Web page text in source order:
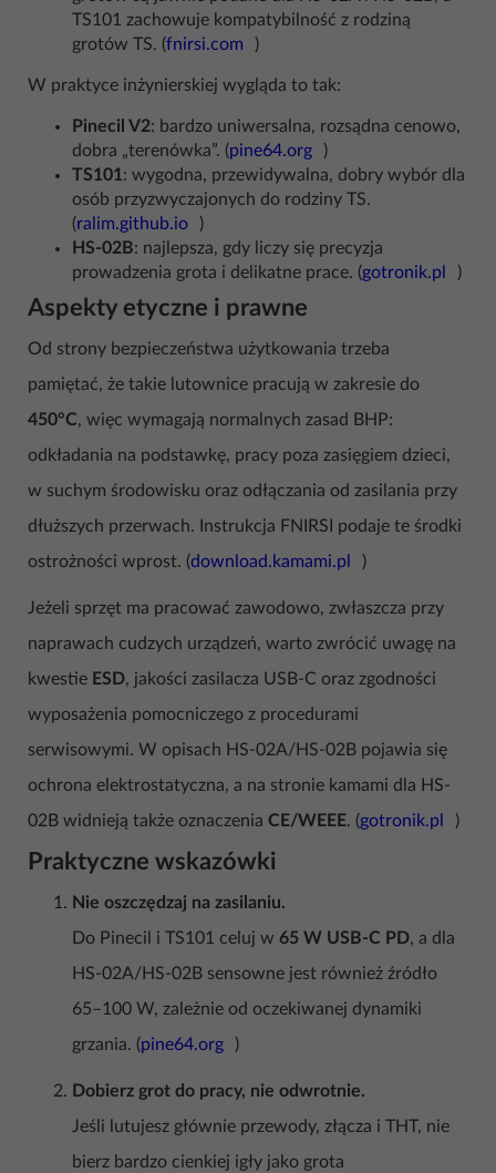
TS101 zachowuje kompatybilność z rodziną
grotów TS. (fnirsi.com )
W praktyce inżynierskiej wygląda to tak:
Pinecil V2: bardzo uniwersalna, rozsądna cenowo,
dobra „terenówka”. (pine64.org
)
TS101: wygodna, przewidywalna, dobry wybór dla
osób przyzwyczajonych do rodziny TS.
(ralim.github.io
)
HS-02B: najlepsza, gdy liczy się precyzja
prowadzenia grota i delikatne prace. (gotronik.pl )
Aspekty etyczne i prawne
Od strony bezpieczeństwa użytkowania trzeba
pamiętać, że takie lutownice pracują w zakresie do
450°C, więc wymagają normalnych zasad BHP:
odkładania na podstawkę, pracy poza zasięgiem dzieci,
w suchym środowisku oraz odłączania od zasilania przy
dłuższych przerwach. Instrukcja FNIRSI podaje te środki
ostrożności wprost. (download.kamami.pl )
Jeżeli sprzęt ma pracować zawodowo, zwłaszcza przy
naprawach cudzych urządzeń, warto zwrócić uwagę na
kwestie ESD, jakości zasilacza USB-C oraz zgodności
wyposażenia pomocniczego z procedurami
serwisowymi. W opisach HS-02A/HS-02B pojawia się
ochrona elektrostatyczna, a na stronie kamami dla HS-
02B widnieją także oznaczenia CE/WEEE. (gotronik.pl )
Praktyczne wskazówki
Nie oszczędzaj na zasilaniu.
Do Pinecil i TS101 celuj w 65 W USB-C PD, a dla
HS-02A/HS-02B sensowne jest również źródło
65–100 W, zależnie od oczekiwanej dynamiki
grzania. (pine64.org )
Dobierz grot do pracy, nie odwrotnie.
Jeśli lutujesz głównie przewody, złącza i THT, nie
bierz bardzo cienkiej igły jako grota